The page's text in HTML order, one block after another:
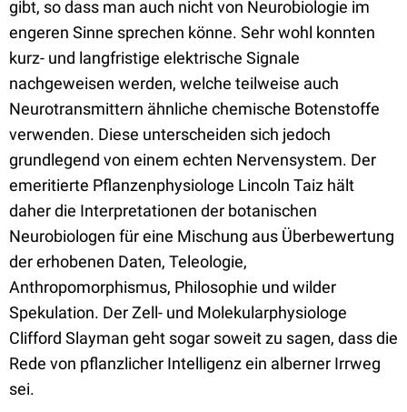
gibt, so dass man auch nicht von Neurobiologie im
engeren Sinne sprechen könne. Sehr wohl konnten
kurz- und langfristige elektrische Signale
nachgeweisen werden, welche teilweise auch
Neurotransmittern ähnliche chemische Botenstoffe
verwenden. Diese unterscheiden sich jedoch
grundlegend von einem echten Nervensystem. Der
emeritierte Pflanzenphysiologe Lincoln Taiz hält
daher die Interpretationen der botanischen
Neurobiologen für eine Mischung aus Überbewertung
der erhobenen Daten, Teleologie,
Anthropomorphismus, Philosophie und wilder
Spekulation. Der Zell- und Molekularphysiologe
Clifford Slayman geht sogar soweit zu sagen, dass die
Rede von pflanzlicher Intelligenz ein alberner Irrweg
sei.